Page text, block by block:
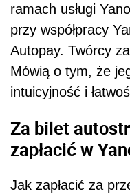
ramach usługi
przy współpracy
Autopay. Twórcy
Mówią o tym, że
intuicyjność i
Za bilet
zapłacić w
Jak zapłacić za